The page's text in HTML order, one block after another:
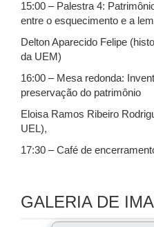
15:00 – Palestra 4:
entre o esquecimento e a
Delton Aparecido Felipe
da UEM)
16:00 – Mesa redonda:
preservação do patrimônio
Eloisa Ramos Ribeiro
UEL),
17:30 – Café de
GALERIA DE